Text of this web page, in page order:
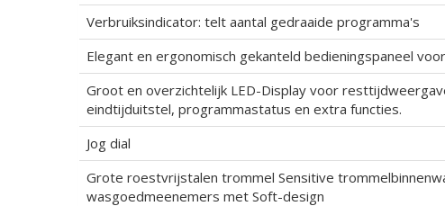
Verbruiksindicator: telt aantal gedraaide programma's
Elegant en ergonomisch gekanteld bedieningspaneel
Groot en overzichtelijk LED-Display voor
eindtijduitstel, programmastatus en extra functies.
Jog dial
Grote roestvrijstalen trommel Sensitive
wasgoedmeenemers met Soft-design